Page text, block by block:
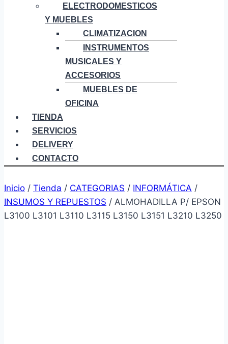
ELECTRODOMESTICOS
Y MUEBLES
CLIMATIZACION
INSTRUMENTOS
MUSICALES Y
ACCESORIOS
MUEBLES DE
OFICINA
TIENDA
SERVICIOS
DELIVERY
CONTACTO
Inicio / Tienda / CATEGORIAS / INFORMÁTICA /
INSUMOS Y REPUESTOS / ALMOHADILLA P/ EPSON
L3100 L3101 L3110 L3115 L3150 L3151 L3210 L3250